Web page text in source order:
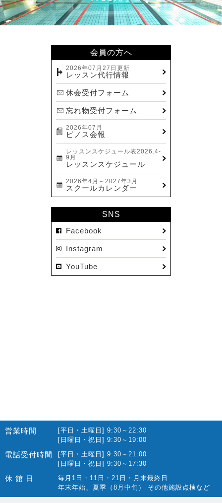
2024.04(20)
2024.03(16)
2023.04(15)
2022.11(16)
2022.01(10)
2021.12(12)
2021.10(22)
2021.09(10)
会員の方へ
2026年07月27日更新
レッスン代行情報
休会受付フォーム
忘れ物受付フォーム
2026年07月
ピノス会報
レッスンスケジュール表2026.4-
9月
レッスンスケジュール
2026年4月～2027年3月
スクールカレンダー
SNS
Facebook
Instagram
YouTube
営業時間
[平日・土曜日] 9:30～22:30
[日曜日・祝日] 9:30～19:00
電話受付時間
[平日・土曜日] 9:30～21:00
[日曜日・祝日] 9:30～17:30
休 館 日
毎月1日・11日・21日・月末最終日
年末年始、夏季（8月中旬） その他施設点検など